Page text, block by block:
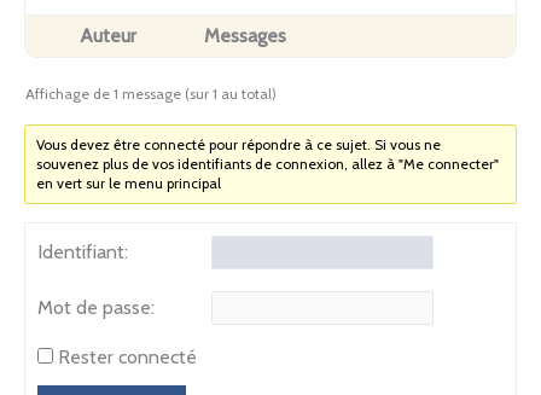
Auteur Messages
Affichage de 1 message (sur 1 au total)
Vous devez être connecté pour répondre à ce sujet. Si vous ne
souvenez plus de vos identifiants de connexion, allez à "Me connecter"
en vert sur le menu principal
Identifiant:
Mot de passe:
Rester connecté